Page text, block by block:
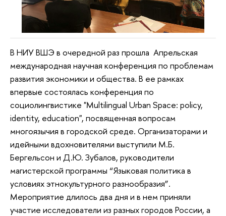
В НИУ ВШЭ в очередной раз прошла Апрельская
международная научная конференция по проблемам
развития экономики и общества. В ее рамках
впервые состоялась конференция по
социолингвистике "Multilingual Urban Space: policy,
identity, education", посвященная вопросам
многоязычия в городской среде. Организаторами и
идейными вдохновителями выступили М.Б.
Бергельсон и Д.Ю. Зубалов, руководители
магистерской программы “Языковая политика в
условиях этнокультурного разнообразия”.
Мероприятие длилось два дня и в нем приняли
участие исследователи из разных городов России, а